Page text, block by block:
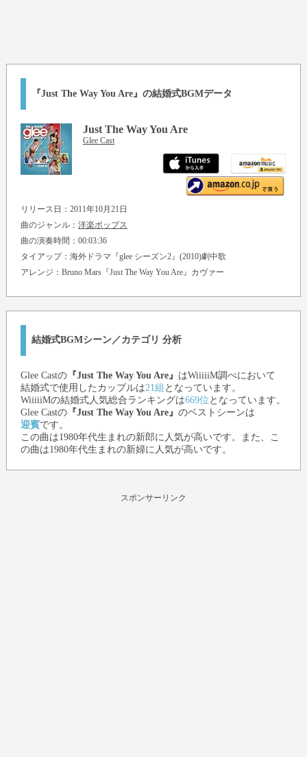
『Just The Way You Are』の結婚式BGMデータ
Just The Way You Are
Glee Cast
リリース日：2011年10月21日
曲のジャンル： 洋楽ポップス
曲の演奏時間：00:03:36
タイアップ：海外ドラマ『glee シーズン2』(2010)劇中歌
アレンジ： Bruno Mars『Just The Way You Are』 カヴァー
結婚式BGMシーン／カテゴリ 分析
Glee Castの『Just The Way You Are』 はWiiiiiM調べにおいて
結婚式で使用したカップルは21組 となっています。
WiiiiiMの結婚式人気総合ランキングは669位 となっています。
Glee Castの『Just The Way You Are』 のベストシーンは
迎賓です。
この曲は1980年代生まれの新郎に人気が高いです。また、こ
の曲は1980年代生まれの新婦に人気が高いです。
スポンサーリンク